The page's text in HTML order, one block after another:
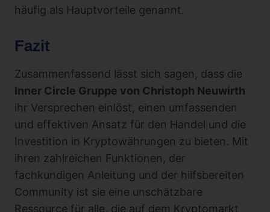
häufig als Hauptvorteile genannt.
Fazit
Zusammenfassend lässt sich sagen, dass die
Inner Circle Gruppe von Christoph Neuwirth
ihr Versprechen einlöst, einen umfassenden
und effektiven Ansatz für den Handel und die
Investition in Kryptowährungen zu bieten. Mit
ihren zahlreichen Funktionen, der
fachkundigen Anleitung und der hilfsbereiten
Community ist sie eine unschätzbare
Ressource für alle, die auf dem Kryptomarkt